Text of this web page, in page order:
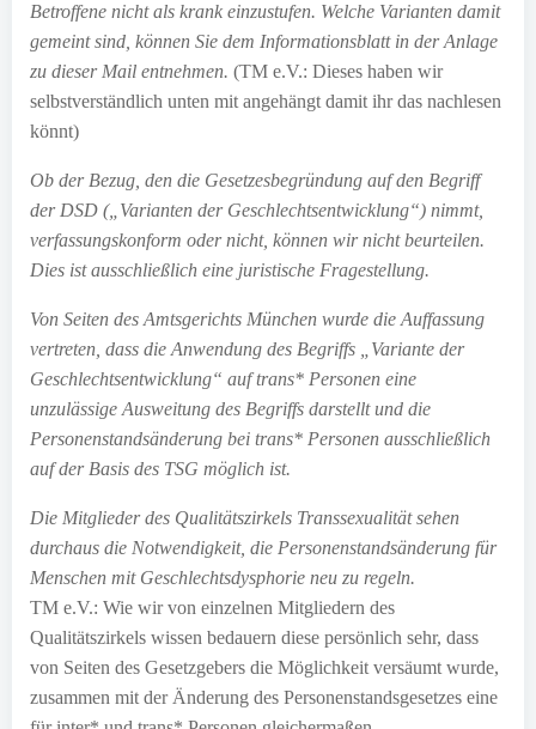
Betroffene nicht als krank einzustufen. Welche Varianten damit
gemeint sind, können Sie dem Informationsblatt in der Anlage
zu dieser Mail entnehmen. (TM e.V.: Dieses haben wir
selbstverständlich unten mit angehängt damit ihr das nachlesen
könnt)
Ob der Bezug, den die Gesetzesbegründung auf den Begriff
der DSD („Varianten der Geschlechtsentwicklung“) nimmt,
verfassungskonform oder nicht, können wir nicht beurteilen.
Dies ist ausschließlich eine juristische Fragestellung.
Von Seiten des Amtsgerichts München wurde die Auffassung
vertreten, dass die Anwendung des Begriffs „Variante der
Geschlechtsentwicklung“ auf trans* Personen eine
unzulässige Ausweitung des Begriffs darstellt und die
Personenstandsänderung bei trans* Personen ausschließlich
auf der Basis des TSG möglich ist.
Die Mitglieder des Qualitätszirkels Transsexualität sehen
durchaus die Notwendigkeit, die Personenstandsänderung für
Menschen mit Geschlechtsdysphorie neu zu regeln.
TM e.V.: Wie wir von einzelnen Mitgliedern des
Qualitätszirkels wissen bedauern diese persönlich sehr, dass
von Seiten des Gesetzgebers die Möglichkeit versäumt wurde,
zusammen mit der Änderung des Personenstandsgesetzes eine